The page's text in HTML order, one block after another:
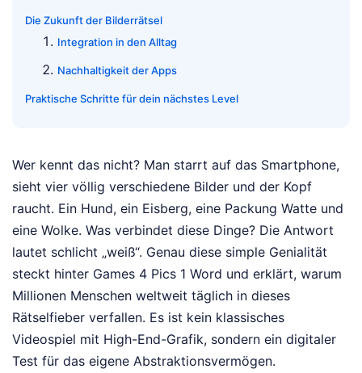
Die Zukunft der Bilderrätsel
Integration in den Alltag
Nachhaltigkeit der Apps
Praktische Schritte für dein nächstes Level
Wer kennt das nicht? Man starrt auf das Smartphone,
sieht vier völlig verschiedene Bilder und der Kopf
raucht. Ein Hund, ein Eisberg, eine Packung Watte und
eine Wolke. Was verbindet diese Dinge? Die Antwort
lautet schlicht „weiß“. Genau diese simple Genialität
steckt hinter Games 4 Pics 1 Word und erklärt, warum
Millionen Menschen weltweit täglich in dieses
Rätselfieber verfallen. Es ist kein klassisches
Videospiel mit High-End-Grafik, sondern ein digitaler
Test für das eigene Abstraktionsvermögen.